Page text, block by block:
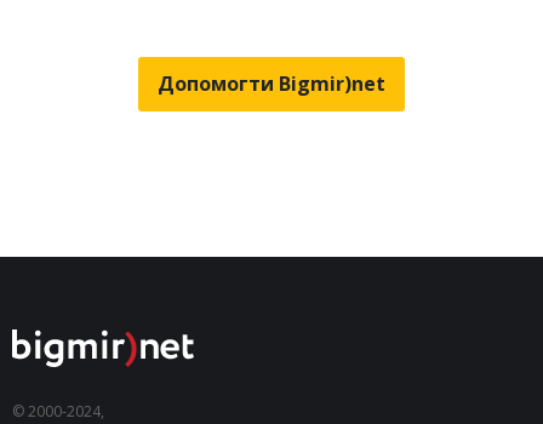
Допомогти Bigmir)net
© 2000-2024,